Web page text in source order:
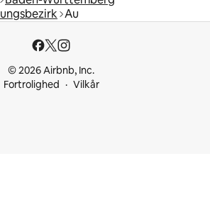
Au
© 2026 Airbnb, Inc.
Fortrolighed
Vilkår